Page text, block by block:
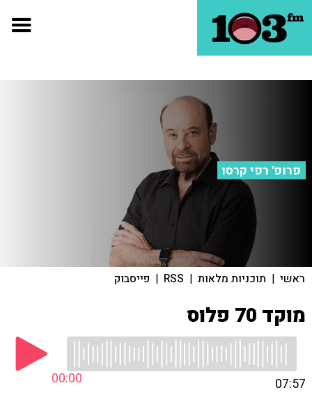
פרופ' רפי קרסו
ראשי | תוכניות מלאות |
RSS
| פייסבוק
מוקד 70 פלוס
00:00 07:57